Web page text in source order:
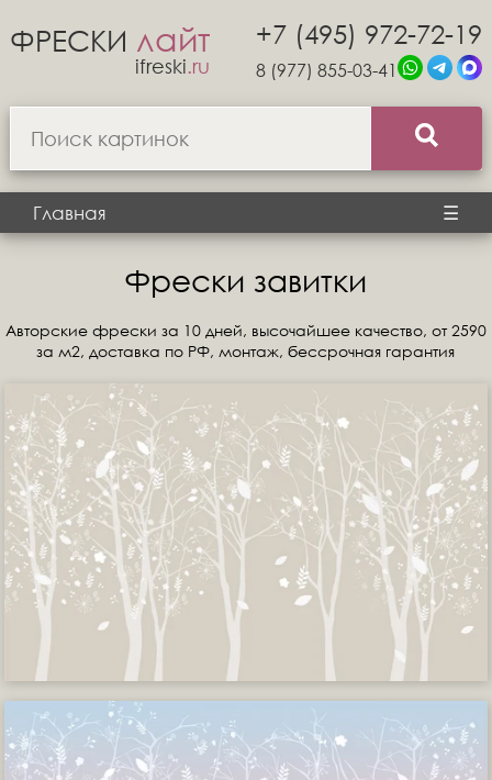
ФРЕСКИ лайт
ifreski.ru
+7 (495) 972-72-19
8 (977) 855-03-41
Главная ☰
Фрески завитки
Авторские фрески за 10 дней, высочайшее качество, от 2590
за м2, доставка по РФ, монтаж, бессрочная гарантия